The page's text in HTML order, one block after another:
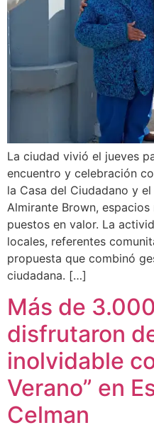
La ciudad vivió el jueves
encuentro y celebración
la Casa del Ciudadano y
Almirante Brown,
puestos en valor. La
locales, referentes
propuesta que combinó
ciudadana. […]
Más de
disfrutaron
inolvidable
Verano” en
Celman